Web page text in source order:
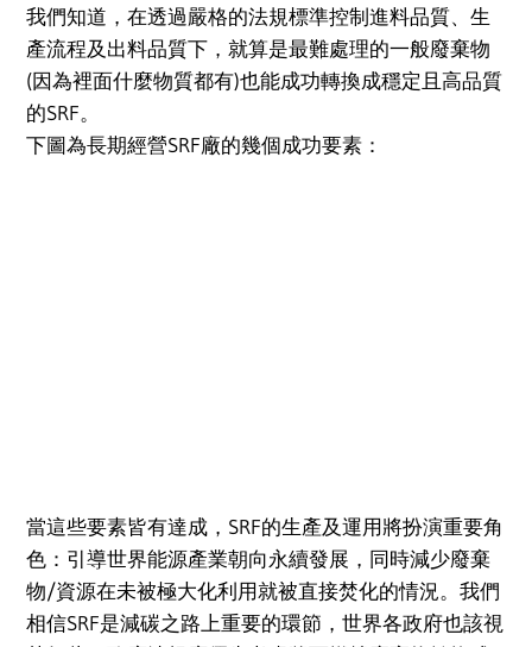
我們知道，在透過嚴格的法規標準控制進料品質、生
產流程及出料品質下，就算是最難處理的一般廢棄物
(因為裡面什麼物質都有)也能成功轉換成穩定且高品質
的SRF。
下圖為長期經營SRF廠的幾個成功要素：
當這些要素皆有達成，SRF的生產及運用將扮演重要角
色：引導世界能源產業朝向永續發展，同時減少廢棄
物/資源在未被極大化利用就被直接焚化的情況。我們
相信SRF是減碳之路上重要的環節，世界各政府也該視